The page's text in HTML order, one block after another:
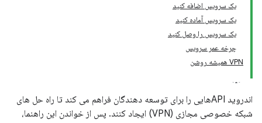
یک سرویس اضافه کنید
یک سرویس آماده کنید
یک سرویس را وصل کنید
چرخه عمر سرویس
VPN همیشه روشن
اندروید APIهایی را برای توسعه دهندگان فراهم می کند تا راه حل های
شبکه خصوصی مجازی (VPN) ایجاد کنند. پس از خواندن این راهنما،